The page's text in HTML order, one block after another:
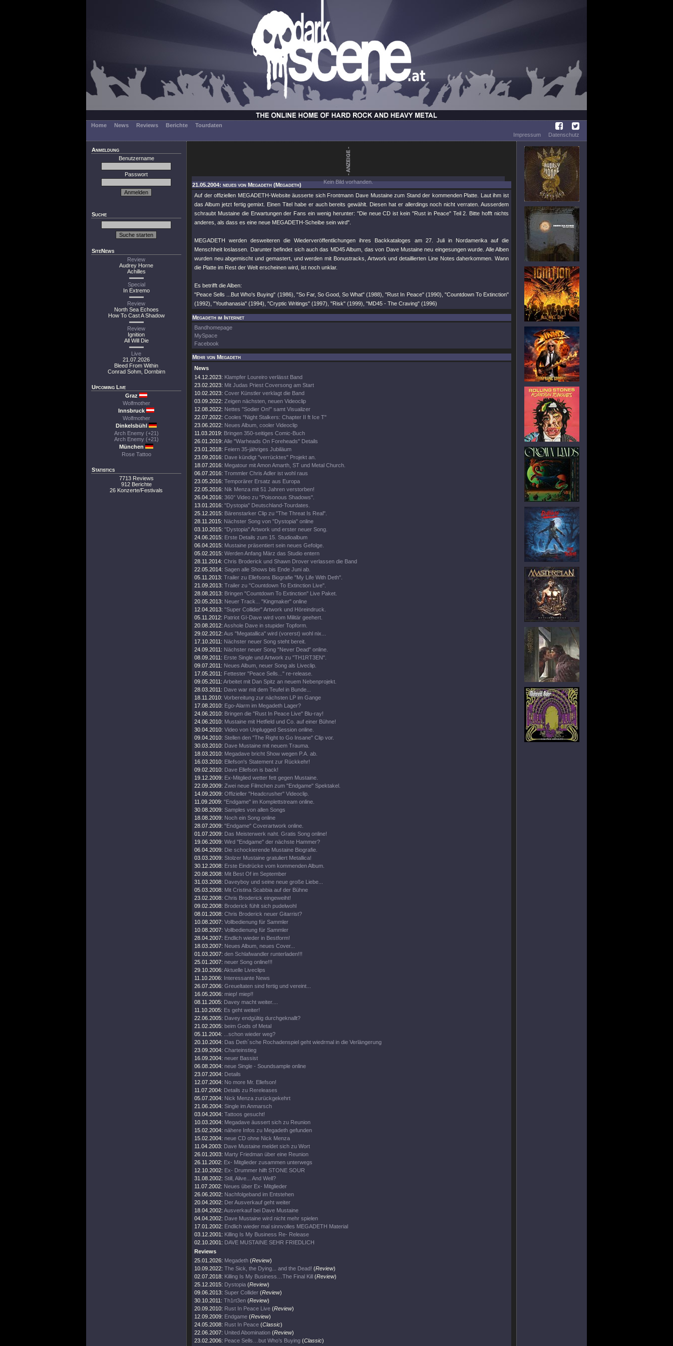
Home News Reviews Berichte
Tourdaten
Impressum
Datenschutz
Anmeldung
Benutzername
Passwort
Suche
SiteNews
Review
Audrey Horne
Achilles
Special
In Extremo
Review
North Sea Echoes
How To Cast A Shadow
Review
Ignition
All Will Die
Live
21.07.2026
Bleed From Within
Conrad Sohm, Dornbirn
Upcoming Live
Graz
Wolfmother
Innsbruck
Wolfmother
Dinkelsbühl
Arch Enemy (+21)
Arch Enemy (+21)
München
Rose Tattoo
Statistics
7713 Reviews
912 Berichte
26 Konzerte/Festivals
Kein Bild vorhanden.
21.05.2004: neues von Megadeth (Megadeth)
Auf der offiziellen MEGADETH-Website äusserte sich Frontmann Dave Mustaine zum Stand der kommenden Platte. Laut ihm ist
das Album jetzt fertig gemixt. Einen Titel habe er auch bereits gewählt. Diesen hat er allerdings noch nicht verraten. Ausserdem
schraubt Mustaine die Erwartungen der Fans ein wenig herunter: "Die neue CD ist kein "Rust in Peace" Teil 2. Bitte hofft nichts
anderes, als dass es eine neue MEGADETH-Scheibe sein wird".
MEGADETH werden desweiteren die Wiederveröffentlichungen ihres Backkataloges am 27. Juli in Nordamerika auf die
Menschheit loslassen. Darunter befindet sich auch das MD45 Album, das von Dave Mustaine neu eingesungen wurde. Alle Alben
wurden neu abgemischt und gemastert, und werden mit Bonustracks, Artwork und detaillierten Line Notes daherkommen. Wann
die Platte im Rest der Welt erscheinen wird, ist noch unklar.
Es betrifft die Alben:
"Peace Sells ...But Who's Buying" (1986), "So Far, So Good, So What" (1988), "Rust In Peace" (1990), "Countdown To Extinction"
(1992), "Youthanasia" (1994), "Cryptic Writings" (1997), "Risk" (1999), "MD45 - The Craving" (1996)
Megadeth im Internet
Bandhomepage
MySpace
Facebook
Mehr von Megadeth
News
14.12.2023: Klampfer Loureiro verlässt Band
23.02.2023: Mit Judas Priest Coversong am Start
10.02.2023: Cover Künstler verklagt die Band
03.09.2022: Zeigen nächsten, neuen Videoclip
12.08.2022: Nettes "Sodier On!" samt Visualizer
22.07.2022: Cooles "Night Stalkers: Chapter II ft Ice T"
23.06.2022: Neues Album, cooler Videoclip
11.03.2019: Bringen 350-seitiges Comic-Buch
26.01.2019: Alle "Warheads On Foreheads" Details
23.01.2018: Feiern 35-jähriges Jubiläum
23.09.2016: Dave kündigt "verrücktes" Projekt an.
18.07.2016: Megatour mit Amon Amarth, ST und Metal Church.
06.07.2016: Trommler Chris Adler ist wohl raus
23.05.2016: Temporärer Ersatz aus Europa
22.05.2016: Nik Menza mit 51 Jahren verstorben!
26.04.2016: 360° Video zu "Poisonous Shadows".
13.01.2016: "Dystopia" Deutschland-Tourdates.
25.12.2015: Bärenstarker Clip zu "The Threat Is Real".
28.11.2015: Nächster Song von "Dystopia" online
03.10.2015: "Dystopia" Artwork und erster neuer Song.
24.06.2015: Erste Details zum 15. Studioalbum
06.04.2015: Mustaine präsentiert sein neues Gefolge.
05.02.2015: Werden Anfang März das Studio entern
28.11.2014: Chris Broderick und Shawn Drover verlassen die Band
22.05.2014: Sagen alle Shows bis Ende Juni ab.
05.11.2013: Trailer zu Ellefsons Biografie "My Life With Deth".
21.09.2013: Trailer zu "Countdown To Extinction Live".
28.08.2013: Bringen "Countdown To Extinction" Live Paket.
20.05.2013: Neuer Track... "Kingmaker" online
12.04.2013: "Super Collider" Artwork und Höreindruck.
05.11.2012: Patriot GI-Dave wird vom Militär geehert.
20.08.2012: Asshole Dave in stupider Topform.
29.02.2012: Aus "Megatallica" wird (vorerst) wohl nix...
17.10.2011: Nächster neuer Song steht bereit.
24.09.2011: Nächster neuer Song "Never Dead" online.
08.09.2011: Erste Single und Artwork zu "TH1RT3EN".
09.07.2011: Neues Album, neuer Song als Liveclip.
17.05.2011: Fettester "Peace Sells..." re-release.
09.05.2011: Arbeitet mit Dan Spitz an neuem Nebenprojekt.
28.03.2011: Dave war mit dem Teufel in Bunde...
18.11.2010: Vorbereitung zur nächsten LP im Gange
17.08.2010: Ego-Alarm im Megadeth Lager?
24.06.2010: Bringen die "Rust In Peace Live" Blu-ray!
24.06.2010: Mustaine mit Hetfield und Co. auf einer Bühne!
30.04.2010: Video von Unplugged Session online.
09.04.2010: Stellen den "The Right to Go Insane" Clip vor.
30.03.2010: Dave Mustaine mit neuem Trauma.
18.03.2010: Megadave bricht Show wegen P.A. ab.
16.03.2010: Ellefson's Statement zur Rückkehr!
09.02.2010: Dave Ellefson is back!
19.12.2009: Ex-Mitglied wetter fett gegen Mustaine.
22.09.2009: Zwei neue Filmchen zum "Endgame" Spektakel.
14.09.2009: Offizieller "Headcrusher" Videoclip.
11.09.2009: "Endgame" im Komplettstream online.
30.08.2009: Samples von allen Songs
18.08.2009: Noch ein Song online
28.07.2009: "Endgame" Coverartwork online.
01.07.2009: Das Meisterwerk naht. Gratis Song online!
19.06.2009: Wird "Endgame" der nächste Hammer?
06.04.2009: Die schockierende Mustaine Biografie.
03.03.2009: Stolzer Mustaine gratuliert Metallica!
30.12.2008: Erste Eindrücke vom kommenden Album.
20.08.2008: Mit Best Of im September
31.03.2008: Daveyboy und seine neue große Liebe...
05.03.2008: Mit Cristina Scabbia auf der Bühne
23.02.2008: Chris Broderick eingeweiht!
09.02.2008: Broderick fühlt sich pudelwohl
08.01.2008: Chris Broderick neuer Gitarrist?
10.08.2007: Vollbedienung für Sammler
10.08.2007: Vollbedienung für Sammler
28.04.2007: Endlich wieder in Bestform!
18.03.2007: Neues Album, neues Cover...
01.03.2007: den Schlafwandler runterladen!!!
25.01.2007: neuer Song online!!!
29.10.2006: Aktuelle Liveclips
11.10.2006: Interessante News
26.07.2006: Greueltaten sind fertig und vereint...
16.05.2006: miep! miep!!
08.11.2005: Davey macht weiter....
11.10.2005: Es geht weiter!
22.06.2005: Davey endgültig durchgeknallt?
21.02.2005: beim Gods of Metal
05.11.2004:
...schon wieder weg?
20.10.2004: Das Deth´sche Rochadenspiel geht wiedrmal in die Verlängerung
23.09.2004: Charteinstieg
16.09.2004: neuer Bassist
06.08.2004: neue Single - Soundsample online
23.07.2004: Details
12.07.2004: No more Mr. Ellefson!
11.07.2004: Details zu Rereleases
05.07.2004: Nick Menza zurückgekehrt
21.06.2004: Single im Anmarsch
03.04.2004: Tattoos gesucht!
10.03.2004: Megadave äussert sich zu Reunion
15.02.2004: nähere Infos zu Megadeth gefunden
15.02.2004: neue CD ohne Nick Menza
11.04.2003: Dave Mustaine meldet sich zu Wort
26.01.2003: Marty Friedman über eine Reunion
26.11.2002: Ex- Mitglieder zusammen unterwegs
12.10.2002: Ex- Drummer hilft STONE SOUR
31.08.2002: Still, Alive... And Well?
11.07.2002: Neues über Ex- Mitglieder
26.06.2002: Nachfolgeband im Entstehen
20.04.2002: Der Ausverkauf geht weiter
18.04.2002: Ausverkauf bei Dave Mustaine
04.04.2002: Dave Mustaine wird nicht mehr spielen
17.01.2002: Endlich wieder mal sinnvolles MEGADETH Material
03.12.2001: Killing Is My Business Re- Release
02.10.2001: DAVE MUSTAINE SEHR FRIEDLICH
Reviews
25.01.2026: Megadeth (Review)
10.09.2022: The Sick, the Dying... and the Dead! (Review)
02.07.2018: Killing Is My Business…The Final Kill (Review)
25.12.2015: Dystopia (Review)
09.06.2013: Super Collider (Review)
30.10.2011: Th1rt3en (Review)
20.09.2010: Rust In Peace Live (Review)
12.09.2009: Endgame (Review)
24.05.2008: Rust In Peace (Classic)
22.06.2007: United Abomination (Review)
23.02.2006: Peace Sells…but Who’s Buying (Classic)